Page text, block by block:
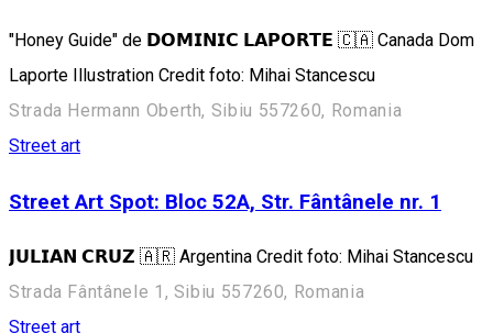
"Honey Guide" de 𝗗𝗢𝗠𝗜𝗡𝗜𝗖 𝗟𝗔𝗣𝗢𝗥𝗧𝗘 🇨🇦 Canada Dom
Laporte Illustration Credit foto: Mihai Stancescu
Strada Hermann Oberth, Sibiu 557260, Romania
Street art
Street Art Spot: Bloc 52A, Str. Fântânele nr. 1
𝗝𝗨𝗟𝗜𝗔𝗡 𝗖𝗥𝗨𝗭 🇦🇷 Argentina Credit foto: Mihai Stancescu
Strada Fântânele 1, Sibiu 557260, Romania
Street art